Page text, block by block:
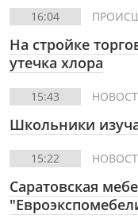
16:04
На стройке
утечка хлора
15:43
Школьники
15:22
Саратовская